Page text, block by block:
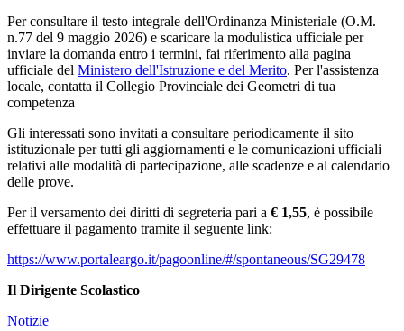
Per consultare il testo integrale dell'Ordinanza Ministeriale (O.M.
n.77 del 9 maggio 2026) e scaricare la modulistica ufficiale per
inviare la domanda entro i termini, fai riferimento alla pagina
ufficiale del Ministero dell'Istruzione e del Merito. Per l'assistenza
locale, contatta il Collegio Provinciale dei Geometri di tua
competenza
Gli interessati sono invitati a consultare periodicamente il sito
istituzionale per tutti gli aggiornamenti e le comunicazioni ufficiali
relativi alle modalità di partecipazione, alle scadenze e al calendario
delle prove.
Per il versamento dei diritti di segreteria pari a € 1,55, è possibile
effettuare il pagamento tramite il seguente link:
https://www.portaleargo.it/pagoonline/#/spontaneous/SG29478
Il Dirigente Scolastico
Notizie